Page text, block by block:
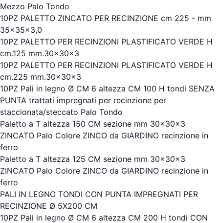
Mezzo Palo Tondo
10PZ PALETTO ZINCATO PER RECINZIONE cm 225 - mm
35x35x3,0
10PZ PALETTO PER RECINZIONI PLASTIFICATO VERDE H
cm.125 mm.30x30x3
10PZ PALETTO PER RECINZIONI PLASTIFICATO VERDE H
cm.225 mm.30x30x3
10PZ Pali in legno Ø CM 6 altezza CM 100 H tondi SENZA
PUNTA trattati impregnati per recinzione per
staccionata/steccato Palo Tondo
Paletto a T altezza 150 CM sezione mm 30x30x3
ZINCATO Palo Colore ZINCO da GIARDINO recinzione in
ferro
Paletto a T altezza 125 CM sezione mm 30x30x3
ZINCATO Palo Colore ZINCO da GIARDINO recinzione in
ferro
PALI IN LEGNO TONDI CON PUNTA IMPREGNATI PER
RECINZIONE Ø 5X200 CM
10PZ Pali in legno Ø CM 6 altezza CM 200 H tondi CON